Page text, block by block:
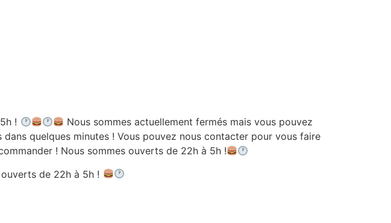
!
Nous sommes actuellement fermés mais vous pouvez
dans quelques minutes ! Vous pouvez nous contacter pour vous faire
! Nous sommes ouverts de 22h à 5h !
de 22h à 5h !